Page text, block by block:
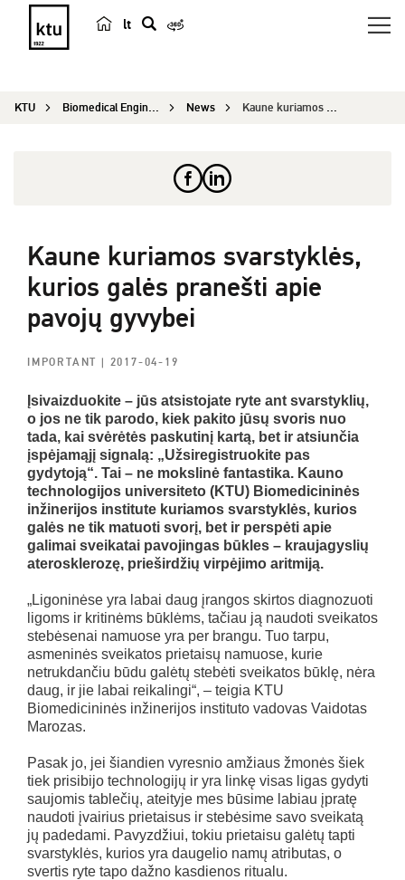
lt
r
KTU Biomedical Engineering Institute News Kaune kuriamos svarstyklės, kurios galės pranešt...
Kaune kuriamos svarstyklės,
kurios galės pranešti apie
pavojų gyvybei
IMPORTANT | 2017-04-19
Įsivaizduokite – jūs atsistojate ryte ant svarstyklių,
o jos ne tik parodo, kiek pakito jūsų svoris nuo
tada, kai svėrėtės paskutinį kartą, bet ir atsiunčia
įspėjamąjį signalą: „Užsiregistruokite pas
gydytoją“. Tai – ne mokslinė fantastika. Kauno
technologijos universiteto (KTU) Biomedicininės
inžinerijos institute kuriamos svarstyklės, kurios
galės ne tik matuoti svorį, bet ir perspėti apie
galimai sveikatai pavojingas būkles – kraujagyslių
aterosklerozę, prieširdžių virpėjimo aritmiją.
„Ligoninėse yra labai daug įrangos skirtos diagnozuoti
ligoms ir kritinėms būklėms, tačiau ją naudoti sveikatos
stebėsenai namuose yra per brangu. Tuo tarpu,
asmeninės sveikatos prietaisų namuose, kurie
netrukdančiu būdu galėtų stebėti sveikatos būklę, nėra
daug, ir jie labai reikalingi“, – teigia KTU
Biomedicininės inžinerijos instituto vadovas Vaidotas
Marozas.
Pasak jo, jei šiandien vyresnio amžiaus žmonės šiek
tiek prisibijo technologijų ir yra linkę visas ligas gydyti
saujomis tablečių, ateityje mes būsime labiau įpratę
naudoti įvairius prietaisus ir stebėsime savo sveikatą
jų padedami. Pavyzdžiui, tokiu prietaisu galėtų tapti
svarstyklės, kurios yra daugelio namų atributas, o
svertis ryte tapo dažno kasdienos ritualu.